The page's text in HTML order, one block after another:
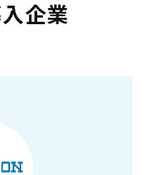
企業